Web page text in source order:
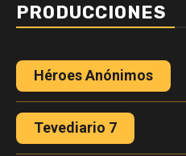
PRODUCCIONES
Héroes Anónimos
Tevediario 7